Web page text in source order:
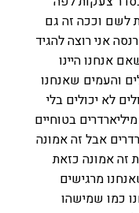
לשם וככה זה גם
אני רוצה להגיד
אנחנו היינו
והעמים שאנחנו
לא יכולים בלי
בטוחיים
אבל זה אמונה
זה אמונה כזאת
מרגישים
כמו שמישהו